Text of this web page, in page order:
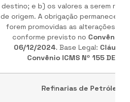
destino; e b) os valores a serem
de origem. A obrigação permanece
forem promovidas as alterações no
conforme previsto no Convênio
06/12/2024. Base Legal:
Convênio ICMS Nº 155 DE
Refinarias de Petróleo /